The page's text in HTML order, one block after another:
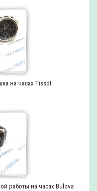
на часах Tissot
работы на часах Bulova